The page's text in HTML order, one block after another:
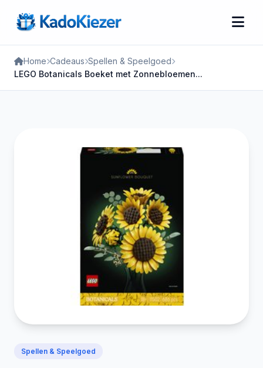
Home Cadeaus Spellen & Speelgoed
LEGO Botanicals Boeket met Zonnebloemen...
Spellen & Speelgoed